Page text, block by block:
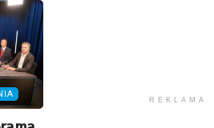
REKLAMA